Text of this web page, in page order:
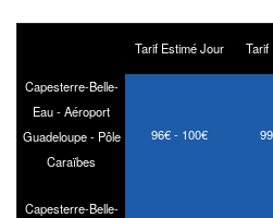
Tarif Estimé Jour Tarif
Capesterre-Belle-
Eau - Aéroport
Guadeloupe - Pôle
Caraïbes
96€ - 100€
Capesterre-Belle-